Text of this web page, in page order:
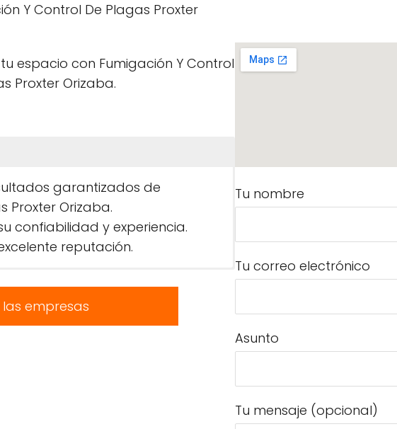
Y Control De Plagas Proxter
espacio con Fumigación Y Control
Proxter Orizaba.
garantizados de
Proxter Orizaba.
confiabilidad y experiencia.
reputación.
empresas
Tu nombre
Tu correo electrónico
Asunto
Tu mensaje (opcional)